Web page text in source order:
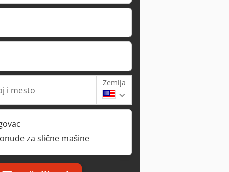
i mesto
Zemlja
za slične mašine